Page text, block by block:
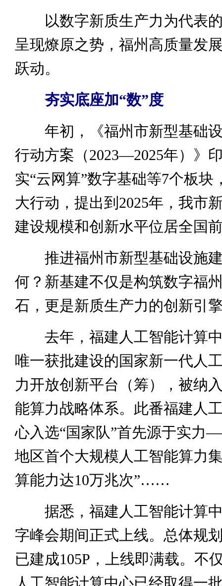
以数字新质生产力为代表的
呈现燎原之势，福州高质量发
跃动。
夯实底座加“数”度
年初，《福州市新型基础设
行动方案（2023—2025年）》
实“云网算”数字基础等7个板块
大行动，提出到2025年，我市
建设规模和创新水平位居全国
推进福州市新型基础设施建
何？新基建不仅是构筑数字福
石，更是新质生产力的创新引
去年，福建人工智能计算中
唯一获批建设的国家新一代人
力开放创新平台（筹），被纳
能算力战略体系。此番福建人
心入选“国家队”首先源于实力
地区首个大规模人工智能算力
算能力达10万兆次”……
据悉，福建人工智能计算中
字峰会期间正式上线。总体规
已建成105P，上线即满载。不